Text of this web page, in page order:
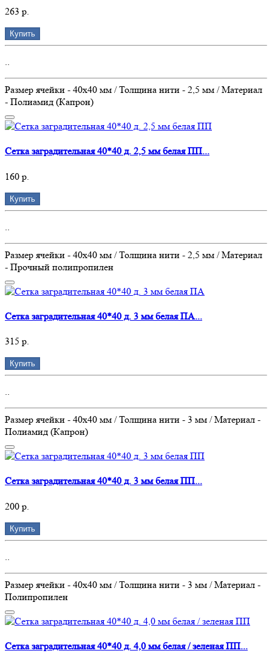
263 р.
Купить
..
Размер ячейки - 40х40 мм / Толщина нити - 2,5 мм / Материал
- Полиамид (Капрон)
Сетка заградительная 40*40 д. 2,5 мм белая ПП...
160 р.
Купить
Размер ячейки - 40х40 мм / Толщина нити - 2,5 мм / Материал
- Прочный полипропилен
Сетка заградительная 40*40 д. 3 мм белая ПА...
315 р.
Купить
..
Размер ячейки - 40х40 мм / Толщина нити - 3 мм / Материал -
Полиамид (Капрон)
Сетка заградительная 40*40 д. 3 мм белая ПП...
200 р.
Купить
Размер ячейки - 40х40 мм / Толщина нити - 3 мм / Материал -
Полипропилен
Сетка заградительная 40*40 д. 4,0 мм белая / зеленая ПП...